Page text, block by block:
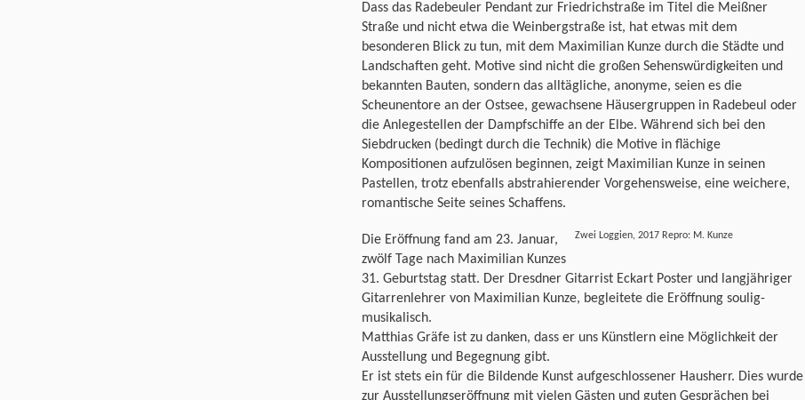
Dass das Radebeuler Pendant zur Friedrichstraße im Titel die Meißner
Straße und nicht etwa die Weinbergstraße ist, hat etwas mit dem
besonderen Blick zu tun, mit dem Maximilian Kunze durch die Städte und
Landschaften geht. Motive sind nicht die großen Sehenswürdigkeiten und
bekannten Bauten, sondern das alltägliche, anonyme, seien es die
Scheunentore an der Ostsee, gewachsene Häusergruppen in Radebeul oder
die Anlegestellen der Dampfschiffe an der Elbe. Während sich bei den
Siebdrucken (bedingt durch die Technik) die Motive in flächige
Kompositionen aufzulösen beginnen, zeigt Maximilian Kunze in seinen
Pastellen, trotz ebenfalls abstrahierender Vorgehensweise, eine weichere,
romantische Seite seines Schaffens.
Zwei Loggien, 2017 Repro: M. Kunze
Die Eröffnung fand am 23. Januar,
zwölf Tage nach Maximilian Kunzes
31. Geburtstag statt. Der Dresdner Gitarrist Eckart Poster und langjähriger
Gitarrenlehrer von Maximilian Kunze, begleitete die Eröffnung soulig-
musikalisch.
Matthias Gräfe ist zu danken, dass er uns Künstlern eine Möglichkeit der
Ausstellung und Begegnung gibt.
Er ist stets ein für die Bildende Kunst aufgeschlossener Hausherr. Dies wurde
zur Ausstellungseröffnung mit vielen Gästen und guten Gesprächen bei